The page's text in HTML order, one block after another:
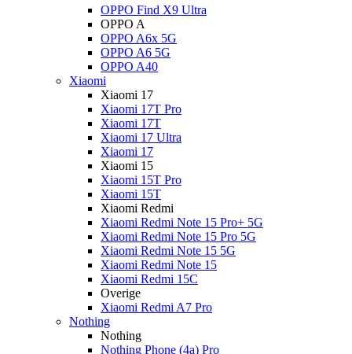
OPPO Find X9 Ultra
OPPO A
OPPO A6x 5G
OPPO A6 5G
OPPO A40
Xiaomi
Xiaomi 17
Xiaomi 17T Pro
Xiaomi 17T
Xiaomi 17 Ultra
Xiaomi 17
Xiaomi 15
Xiaomi 15T Pro
Xiaomi 15T
Xiaomi Redmi
Xiaomi Redmi Note 15 Pro+ 5G
Xiaomi Redmi Note 15 Pro 5G
Xiaomi Redmi Note 15 5G
Xiaomi Redmi Note 15
Xiaomi Redmi 15C
Overige
Xiaomi Redmi A7 Pro
Nothing
Nothing
Nothing Phone (4a) Pro